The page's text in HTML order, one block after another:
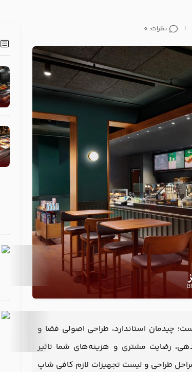
| نظرات: 0
چیدمان استاندارد، طراحی اصولی فضا و
رضایت مشتری و هزینه‌های شما تاثیر
طراحی و لیست تجهیزات لازم کافی شاپ